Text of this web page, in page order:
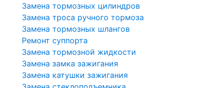
Замена тормозных цилиндров
Замена троса ручного тормоза
Замена тормозных шлангов
Ремонт суппорта
Замена тормозной жидкости
Замена замка зажигания
Замена катушки зажигания